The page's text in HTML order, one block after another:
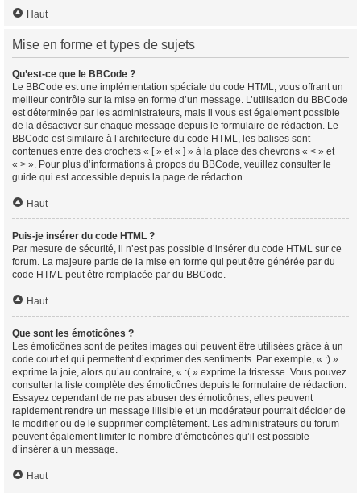
Haut
Mise en forme et types de sujets
Qu’est-ce que le BBCode ?
Le BBCode est une implémentation spéciale du code HTML, vous offrant un
meilleur contrôle sur la mise en forme d’un message. L’utilisation du BBCode
est déterminée par les administrateurs, mais il vous est également possible
de la désactiver sur chaque message depuis le formulaire de rédaction. Le
BBCode est similaire à l’architecture du code HTML, les balises sont
contenues entre des crochets « [ » et « ] » à la place des chevrons « < » et
« > ». Pour plus d’informations à propos du BBCode, veuillez consulter le
guide qui est accessible depuis la page de rédaction.
Haut
Puis-je insérer du code HTML ?
Par mesure de sécurité, il n’est pas possible d’insérer du code HTML sur ce
forum. La majeure partie de la mise en forme qui peut être générée par du
code HTML peut être remplacée par du BBCode.
Haut
Que sont les émoticônes ?
Les émoticônes sont de petites images qui peuvent être utilisées grâce à un
code court et qui permettent d’exprimer des sentiments. Par exemple, « :) »
exprime la joie, alors qu’au contraire, « :( » exprime la tristesse. Vous pouvez
consulter la liste complète des émoticônes depuis le formulaire de rédaction.
Essayez cependant de ne pas abuser des émoticônes, elles peuvent
rapidement rendre un message illisible et un modérateur pourrait décider de
le modifier ou de le supprimer complètement. Les administrateurs du forum
peuvent également limiter le nombre d’émoticônes qu’il est possible
d’insérer à un message.
Haut